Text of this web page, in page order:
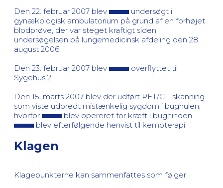
Den 22. februar 2007 blev
undersøgt i
gynækologisk ambulatorium på grund af en forhøjet
blodprøve, der var steget kraftigt siden
undersøgelsen på lungemedicinsk afdeling den 28.
august 2006.
Den 23. februar 2007 blev
overflyttet til
Sygehus 2.
Den 15. marts 2007 blev der udført PET/CT-skanning
som viste udbredt mistænkelig sygdom i bughulen,
hvorfor
blev opereret for kræft i bughinden.
blev efterfølgende henvist til kemoterapi.
Klagen
Klagepunkterne kan sammenfattes som følger: